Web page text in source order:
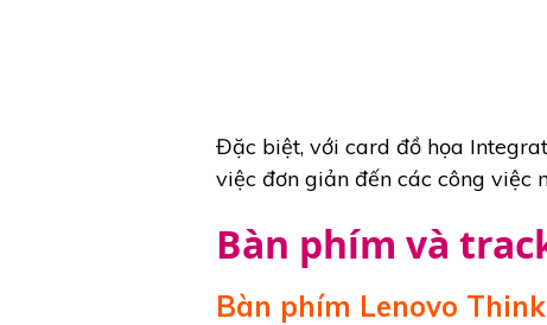
Đặc biệt, với card đồ họa
việc đơn giản đến các công việc
Bàn phím và
Bàn phím Lenovo